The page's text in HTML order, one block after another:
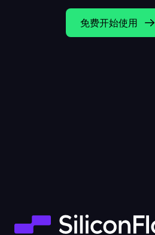
免费开始使用